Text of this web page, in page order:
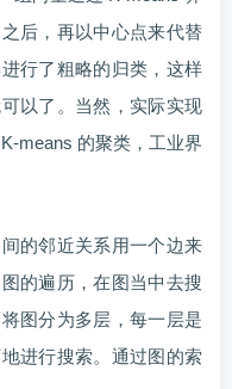
后，再以中心点来代替
行了粗略的归类，这样
以了。当然，实际实现
means 的聚类，工业界
的邻近关系用一个边来
的遍历，在图当中去搜
图分为多层，每一层是
进行搜索。通过图的索